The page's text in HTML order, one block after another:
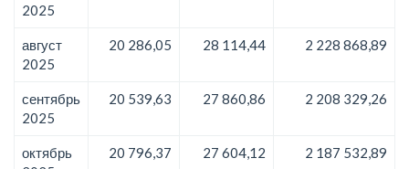
2025
август
2025
20 286,05 28 114,44 2 228 868,89
сентябрь
2025
20 539,63 27 860,86 2 208 329,26
октябрь
20 796,37 27 604,12 2 187 532,89